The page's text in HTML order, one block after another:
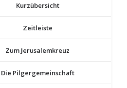
Kurzübersicht
Zeitleiste
Zum Jerusalemkreuz
Die Pilgergemeinschaft